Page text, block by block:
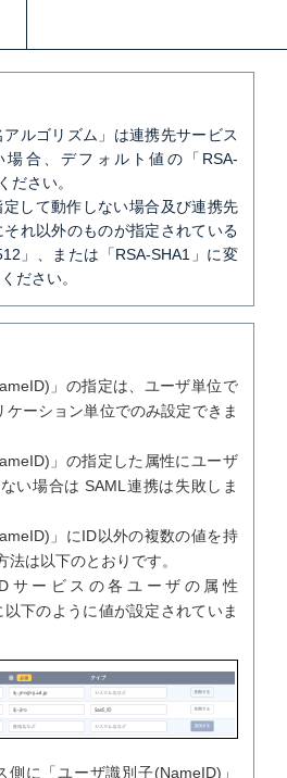
アルゴリズム」は連携先サービス
合、デフォルト値の「RSA-
ださい。
定して動作しない場合及び連携先
れ以外のものが指定されている
」、または「RSA-SHA1」に変
ださい。
」の指定は、ユーザ単位で
ケーション単位でのみ設定できま
」の指定した属性にユーザ
い場合は SAML連携は失敗しま
」にID以外の複数の値を持
法は以下のとおりです。
サービスの各ユーザの属性
以下のように値が設定されていま
側に「ユーザ識別子(NameID)」